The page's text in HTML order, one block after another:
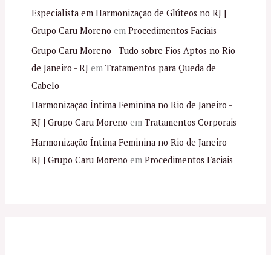
Especialista em Harmonização de Glúteos no RJ |
Grupo Caru Moreno em Procedimentos Faciais
Grupo Caru Moreno - Tudo sobre Fios Aptos no Rio
de Janeiro - RJem Tratamentos para Queda de
Cabelo
Harmonização Íntima Feminina no Rio de Janeiro -
RJ | Grupo Caru Moreno em Tratamentos Corporais
Harmonização Íntima Feminina no Rio de Janeiro -
RJ | Grupo Caru Moreno em Procedimentos Faciais